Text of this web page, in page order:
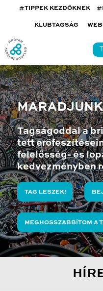
#TIPPEK KEZDŐKNEK
KLUBTAGSÁG
Tagságoddal a
tett
felelősség- és
kedvezményben
TAG LESZEK!
MEGHOSSZABBÍTOM A